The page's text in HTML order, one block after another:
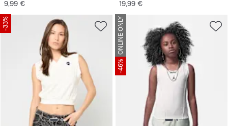
Prijs
9,99 €
Prijs
19,99 €
-33% ONLINE ONLY
-46%